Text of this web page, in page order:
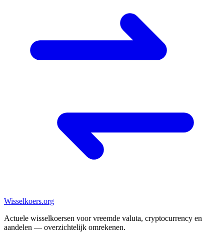
Wisselkoers.org
Actuele wisselkoersen voor vreemde valuta, cryptocurrency en
aandelen — overzichtelijk omrekenen.